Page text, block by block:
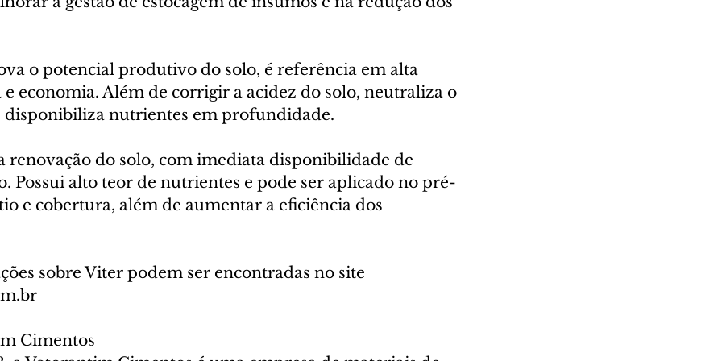
o potencial produtivo do solo, é referência em alta
economia. Além de corrigir a acidez do solo, neutraliza o
nutrientes em profundidade.
renovação do solo, com imediata disponibilidade de
Possui alto teor de nutrientes e pode ser aplicado no pré-
e cobertura, além de aumentar a eficiência dos
sobre Viter podem ser encontradas no site
Cimentos